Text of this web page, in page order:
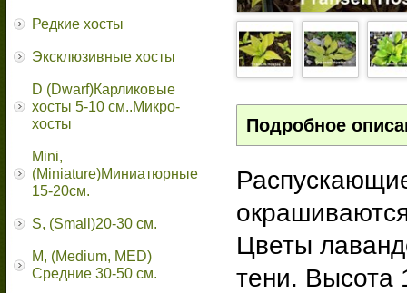
Редкие хосты
Эксклюзивные хосты
D (Dwarf)Карликовые
хосты 5-10 см..Микро-
хосты
Mini,
(Miniature)Миниатюрные
15-20см.
S, (Small)20-30 см.
M, (Medium, MED)
Средние 30-50 см.
Подробное
Цветы
тени. Высота